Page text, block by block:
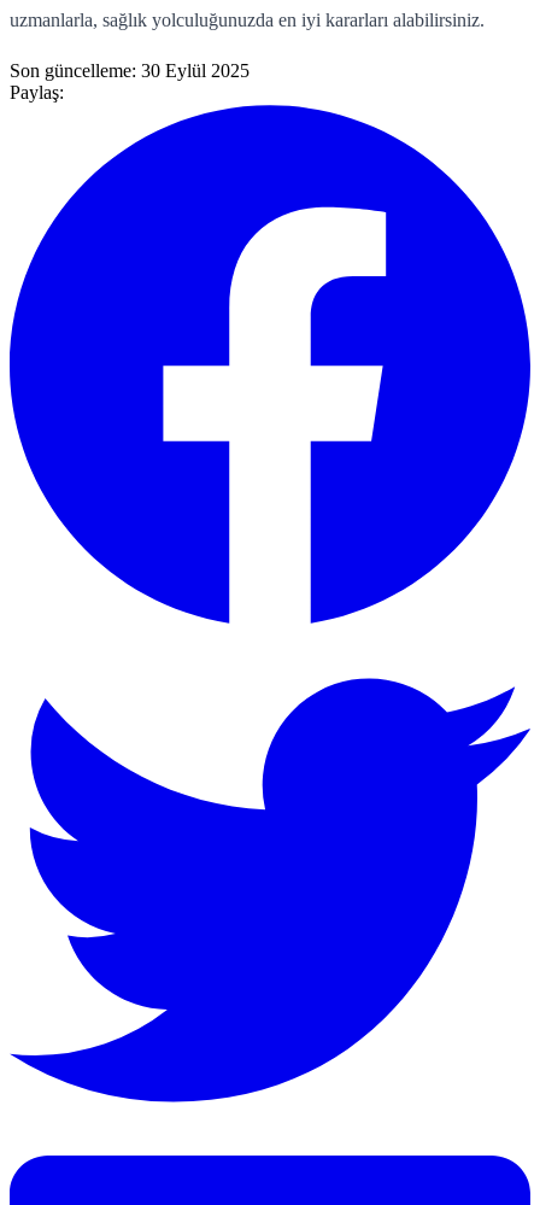
uzmanlarla, sağlık yolculuğunuzda en iyi kararları alabilirsiniz.
Son güncelleme: 30 Eylül 2025
Paylaş: